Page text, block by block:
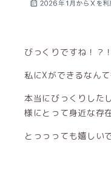
びっくりですね！？
私にXができるなん
本当にびっくりした
様にとって身近な存
とっっっても嬉しい